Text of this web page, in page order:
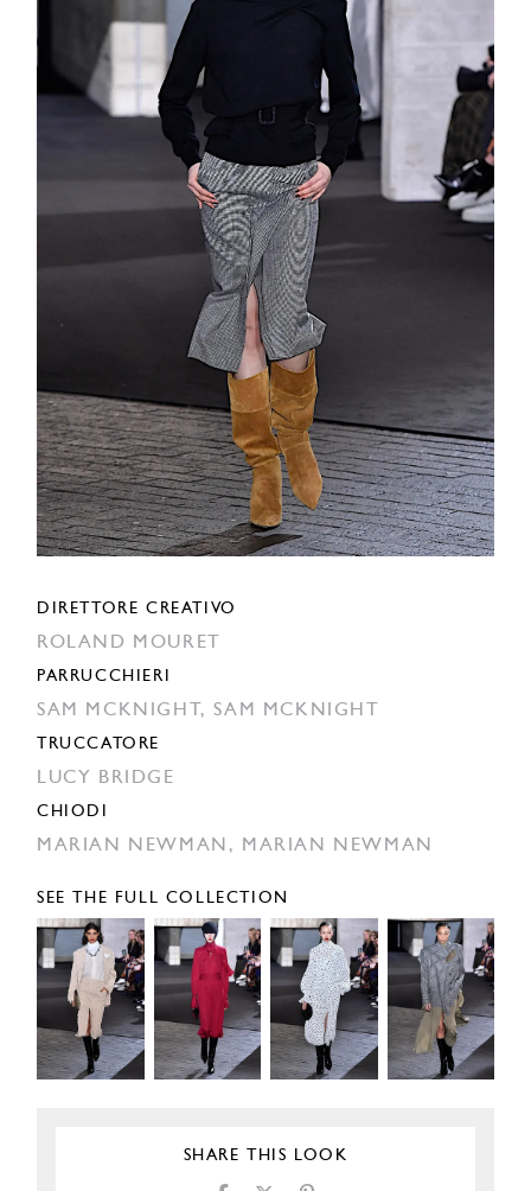
DIRETTORE CREATIVO
ROLAND MOURET
PARRUCCHIERI
SAM MCKNIGHT,SAM MCKNIGHT
TRUCCATORE
LUCY BRIDGE
CHIODI
MARIAN NEWMAN, MARIAN NEWMAN
SEE THE FULL COLLECTION
SHARE THIS LOOK